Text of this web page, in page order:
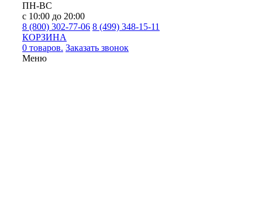
ПН-ВС
с 10:00 до 20:00
8 (800) 302-77-06 8 (499) 348-15-11
КОРЗИНА
0 товаров. Заказать звонок
Меню